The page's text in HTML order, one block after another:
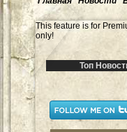
This feature is for
only!
Топ